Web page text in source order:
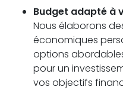
Budget adapté à
Nous élaborons
économiques
options
pour un
vos objectifs